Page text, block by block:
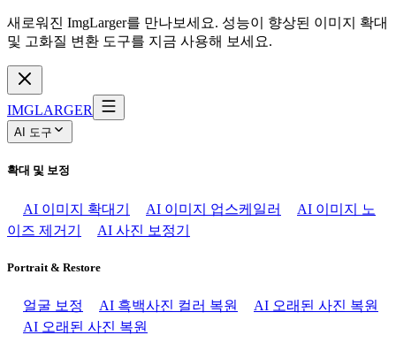
새로워진 ImgLarger를 만나보세요. 성능이 향상된 이미지 확대
및 고화질 변환 도구를 지금 사용해 보세요.
IMGLARGER
AI 도구
확대 및 보정
AI 이미지 확대기 AI 이미지 업스케일러
AI 이미지 노
이즈 제거기
AI 사진 보정기
Portrait & Restore
얼굴 보정 AI 흑백사진 컬러 복원
AI 오래된 사진 복원
AI 오래된 사진 복원